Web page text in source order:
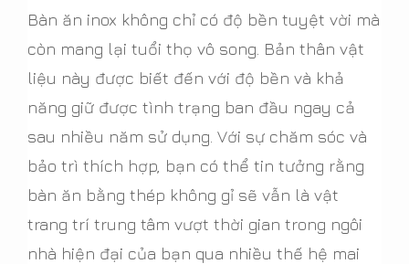
Bàn ăn inox không chỉ có độ bền tuyệt vời mà
còn mang lại tuổi thọ vô song. Bản thân vật
liệu này được biết đến với độ bền và khả
năng giữ được tình trạng ban đầu ngay cả
sau nhiều năm sử dụng. Với sự chăm sóc và
bảo trì thích hợp, bạn có thể tin tưởng rằng
bàn ăn bằng thép không gỉ sẽ vẫn là vật
trang trí trung tâm vượt thời gian trong ngôi
nhà hiện đại của bạn qua nhiều thế hệ mai